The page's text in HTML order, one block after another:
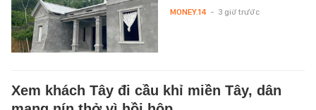
MONEY.14 - 3 giờ trước
Xem khách Tây đi cầu khỉ miền Tây, dân